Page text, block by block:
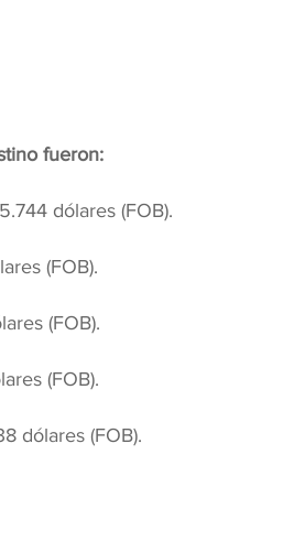
fueron:
dólares (FOB).
(FOB).
(FOB).
(FOB).
dólares (FOB).